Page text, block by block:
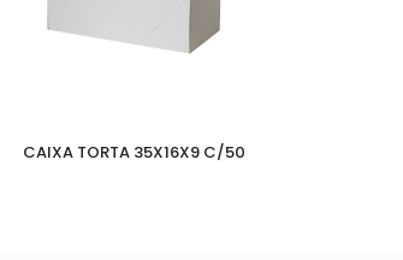
CAIXA TORTA 35X16X9 C/50